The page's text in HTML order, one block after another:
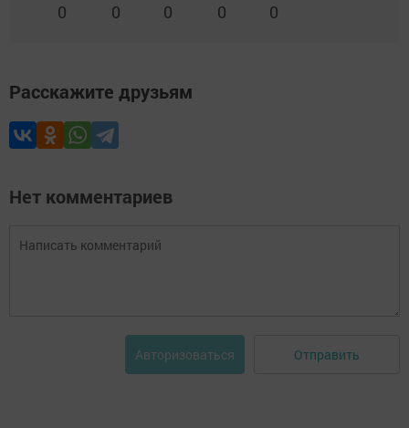
0 0 0 0 0
Расскажите друзьям
Нет комментариев
Авторизоваться Отправить